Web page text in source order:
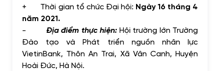
+ Thời gian tổ chức Đại hội: Ngày 16 tháng 4
năm 2021.
- Địa điểm thực hiện: Hội trường lớn Trường
Đào tạo và Phát triển nguồn nhân lực
VietinBank, Thôn An Trai, Xã Vân Canh, Huyện
Hoài Đức, Hà Nội.